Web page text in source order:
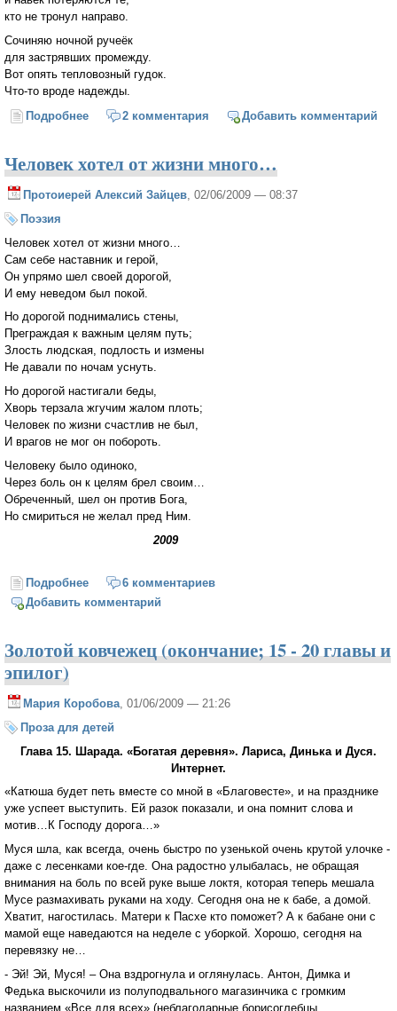
кто не тронул направо.
Сочиняю ночной ручеёк
для застрявших промежду.
Вот опять тепловозный гудок.
Что-то вроде надежды.
Подробнее о Сочиняю ночной ручеёк...
2 комментария Добавить комментарий
Человек хотел от жизни много…
Протоиерей Алексий Зайцев, 02/06/2009 — 08:37
Поэзия
Человек хотел от жизни много…
Сам себе наставник и герой,
Он упрямо шел своей дорогой,
И ему неведом был покой.
Но дорогой поднимались стены,
Преграждая к важным целям путь;
Злость людская, подлость и измены
Не давали по ночам уснуть.
Но дорогой настигали беды,
Хворь терзала жгучим жалом плоть;
Человек по жизни счастлив не был,
И врагов не мог он побороть.
Человеку было одиноко,
Через боль он к целям брел своим…
Обреченный, шел он против Бога,
Но смириться не желал пред Ним.
2009
Подробнее о Человек хотел от жизни много…
6 комментариев
Добавить комментарий
Золотой ковчежец (окончание; 15 - 20 главы и
эпилог)
Мария Коробова, 01/06/2009 — 21:26
Проза для детей
Глава 15. Шарада. «Богатая деревня». Лариса, Динька и Дуся.
Интернет.
«Катюша будет петь вместе со мной в «Благовесте», и на празднике
уже успеет выступить. Ей разок показали, и она помнит слова и
мотив…К Господу дорога…»
Муся шла, как всегда, очень быстро по узенькой очень крутой улочке -
даже с лесенками кое-где. Она радостно улыбалась, не обращая
внимания на боль по всей руке выше локтя, которая теперь мешала
Мусе размахивать руками на ходу. Сегодня она не к бабе, а домой.
Хватит, нагостилась. Матери к Пасхе кто поможет? А к бабане они с
мамой еще наведаются на неделе с уборкой. Хорошо, сегодня на
перевязку не…
- Эй! Эй, Муся! – Она вздрогнула и оглянулась. Антон, Димка и
Федька выскочили из полуподвального магазинчика с громким
названием «Все для всех» (неблагодарные борисоглебцы